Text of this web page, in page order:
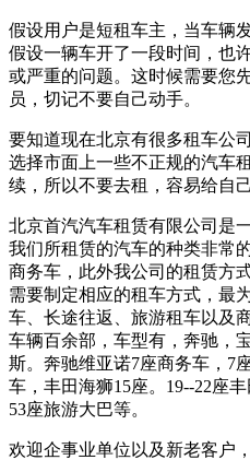
假设用户是短租车主，当车辆
假设一辆车开了一段时间，也
或严重的问题。这时候需要您
员，切记不要自己动手。
要知道现在北京有很多租车公
选择市面上一些不正规的汽车
续，所以不要去租，容易给自
北京首汽汽车租赁有限公司是
我们所租赁的汽车的种类非常
商务车，此外我公司的租赁方
需要制定相应的租车方式，最
车、长途往返、旅游租车以及
车辆百余部，车型有，奔驰，
斯。奔驰维亚诺7座商务车，7
车，丰田海狮15座。19--22座
53座旅游大巴等。
欢迎企事业单位以及新老客户